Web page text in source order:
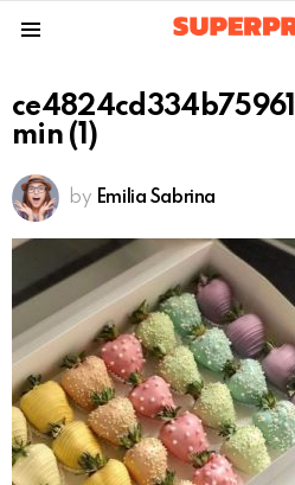
min (1)
by Emilia Sabrina